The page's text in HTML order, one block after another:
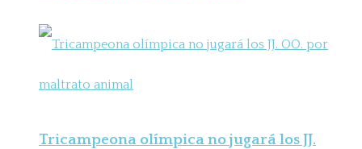
Tricampeona olímpica no jugará los JJ.